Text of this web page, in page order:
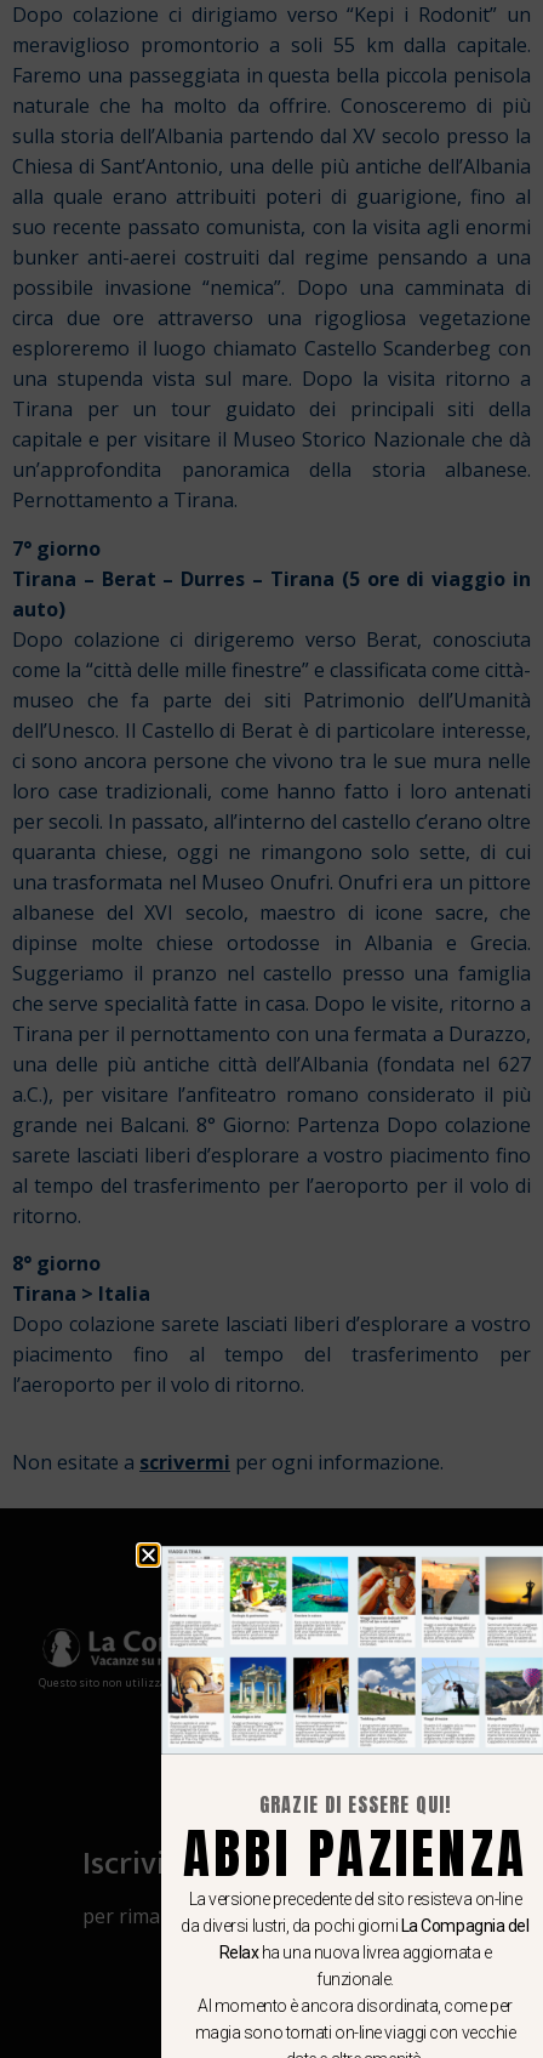
Dopo colazione ci dirigiamo verso “Kepi i Rodonit” un
meraviglioso promontorio a soli 55 km dalla capitale.
Faremo una passeggiata in questa bella piccola penisola
naturale che ha molto da offrire. Conosceremo di più
sulla storia dell’Albania partendo dal XV secolo presso la
Chiesa di Sant’Antonio, una delle più antiche dell’Albania
alla quale erano attribuiti poteri di guarigione, fino al
suo recente passato comunista, con la visita agli enormi
bunker anti-aerei costruiti dal regime pensando a una
possibile invasione “nemica”. Dopo una camminata di
circa due ore attraverso una rigogliosa vegetazione
esploreremo il luogo chiamato Castello Scanderbeg con
una stupenda vista sul mare. Dopo la visita ritorno a
Tirana per un tour guidato dei principali siti della
capitale e per visitare il Museo Storico Nazionale che dà
un’approfondita panoramica della storia albanese.
Pernottamento a Tirana.
7° giorno
Tirana – Berat – Durres – Tirana (5 ore di viaggio in
auto)
Dopo colazione ci dirigeremo verso Berat, conosciuta
come la “città delle mille finestre” e classificata come città-
museo che fa parte dei siti Patrimonio dell’Umanità
dell’Unesco. Il Castello di Berat è di particolare interesse,
ci sono ancora persone che vivono tra le sue mura nelle
loro case tradizionali, come hanno fatto i loro antenati
per secoli. In passato, all’interno del castello c’erano oltre
quaranta chiese, oggi ne rimangono solo sette, di cui
una trasformata nel Museo Onufri. Onufri era un pittore
albanese del XVI secolo, maestro di icone sacre, che
dipinse molte chiese ortodosse in Albania e Grecia.
Suggeriamo il pranzo nel castello presso una famiglia
che serve specialità fatte in casa. Dopo le visite, ritorno a
Tirana per il pernottamento con una fermata a Durazzo,
una delle più antiche città dell’Albania (fondata nel 627
a.C.), per visitare l’anfiteatro romano considerato il più
grande nei Balcani. 8° Giorno: Partenza Dopo colazione
sarete lasciati liberi d’esplorare a vostro piacimento fino
al tempo del trasferimento per l’aeroporto per il volo di
ritorno.
8° giorno
Tirana > Italia
Dopo colazione sarete lasciati liberi d’esplorare a vostro
piacimento fino al tempo del trasferimento per
l’aeroporto per il volo di ritorno.
Non esitate a scrivermi per ogni informazione.
Questo sito non utilizza cookies e non memorizza in alcun modo le tue informazioni
Iscriviti al canale Whatsapp
per rimanere aggiornato su viaggi, eventi
e notizie!
CLICCA QUI
GRAZIE DI ESSERE QUI!
ABBI PAZIENZA
La versione precedente del sito resisteva on-line
da diversi lustri, da pochi giorni La Compagnia del
Relaxha una nuova livrea aggiornata e
funzionale.
Al momento è ancora disordinata, come per
magia sono tornati on-line viaggi con vecchie